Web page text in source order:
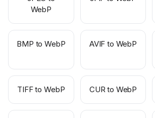
WebP
BMP to WebP AVIF to WebP
TIFF to WebP CUR to WebP